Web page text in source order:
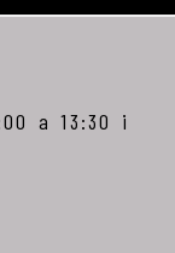
a 13:30 i